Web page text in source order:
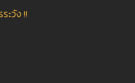
ะวัง !!